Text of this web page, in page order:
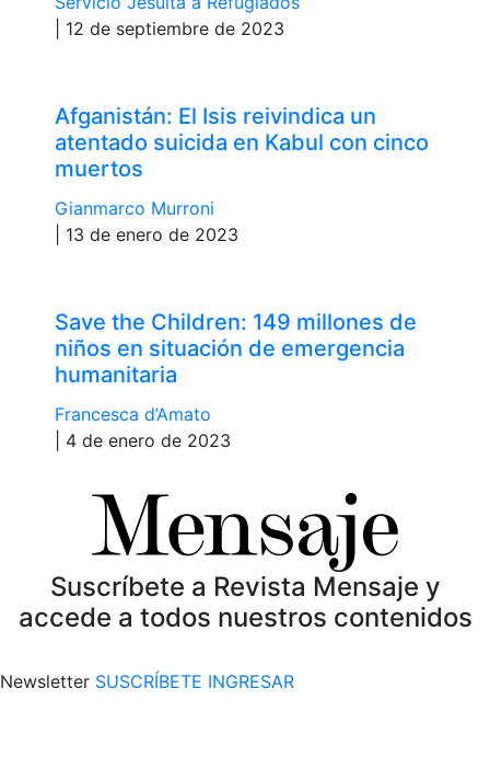
| 12 de septiembre de 2023
Afganistán: El Isis reivindica un
atentado suicida en Kabul con cinco
muertos
Gianmarco Murroni
| 13 de enero de 2023
Save the Children: 149 millones de
niños en situación de emergencia
humanitaria
Francesca d’Amato
| 4 de enero de 2023
Suscríbete a Revista Mensaje y
accede a todos nuestros contenidos
Newsletter SUSCRÍBETE INGRESAR